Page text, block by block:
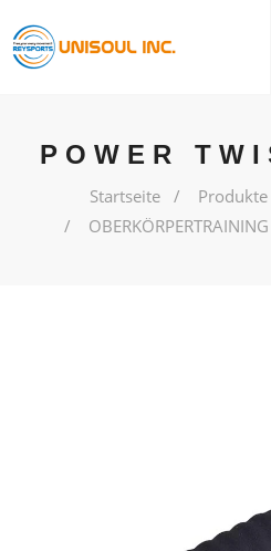
POWER
Startseite Produkte
OBERKÖRPERTRAINING